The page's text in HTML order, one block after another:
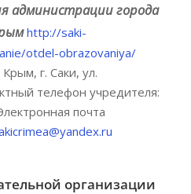
администрации города
http://saki-
otdel-obrazovaniya/
г. Саки, ул.
телефон учредителя:
почта
организации